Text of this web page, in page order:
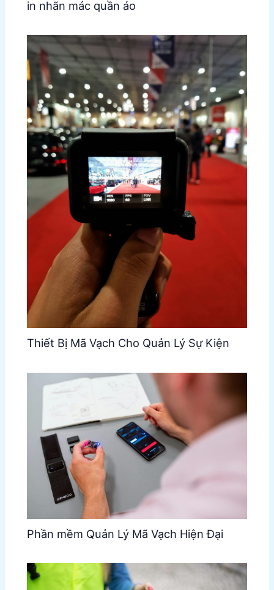
in nhãn mác quần áo
Thiết Bị Mã Vạch Cho Quản Lý Sự Kiện
Phần mềm Quản Lý Mã Vạch Hiện Đại